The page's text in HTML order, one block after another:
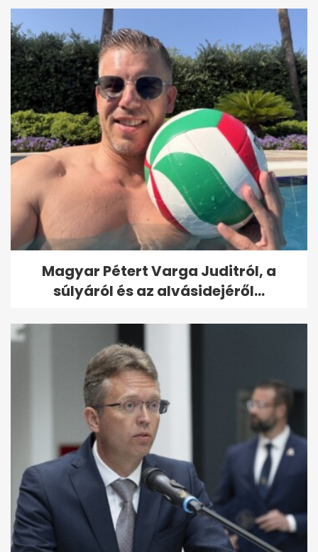
Magyar Pétert Varga Juditról, a
súlyáról és az alvásidejéről...